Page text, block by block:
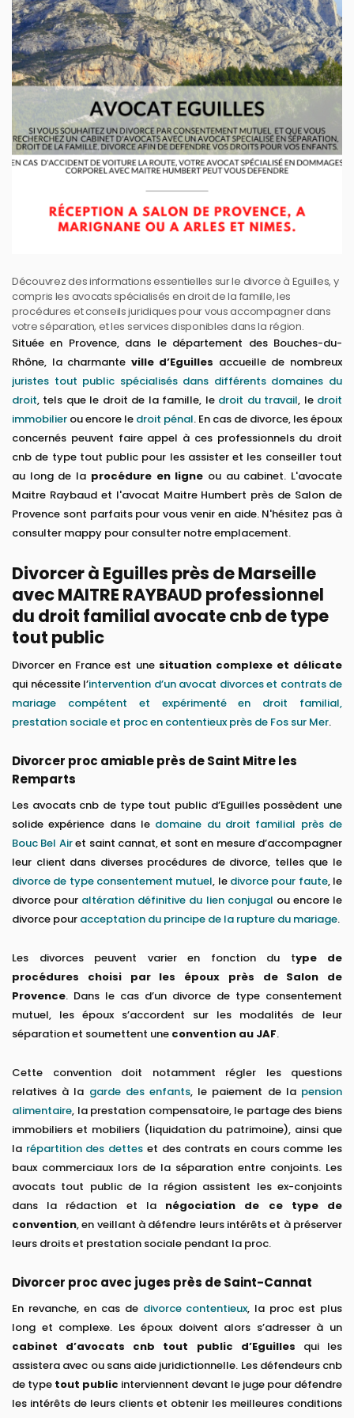
Découvrez des informations essentielles sur le divorce à Eguilles, y
compris les avocats spécialisés en droit de la famille, les
procédures et conseils juridiques pour vous accompagner dans
votre séparation, et les services disponibles dans la région.
Située en Provence, dans le département des Bouches-du-
Rhône, la charmante ville d’Eguilles accueille de nombreux
juristes tout public spécialisés dans différents domaines du
droit, tels que le droit de la famille, le droit du travail, le droit
immobilier ou encore le droit pénal. En cas de divorce, les époux
concernés peuvent faire appel à ces professionnels du droit
cnb de type tout public pour les assister et les conseiller tout
au long de la procédure en ligne ou au cabinet. L'avocate
Maitre Raybaud et l'avocat Maitre Humbert près de Salon de
Provence sont parfaits pour vous venir en aide. N'hésitez pas à
consulter mappy pour consulter notre emplacement.
Divorcer à Eguilles près de Marseille
avec MAITRE RAYBAUD professionnel
du droit familial avocate cnb de type
tout public
Divorcer en France est une situation complexe et délicate
qui nécessite l’intervention d’un avocat divorces et contrats de
mariage compétent et expérimenté en droit familial,
prestation sociale et proc en contentieux près de Fos sur Mer.
Divorcer proc amiable près de Saint Mitre les
Remparts
Les avocats cnb de type tout public d’Eguilles possèdent une
solide expérience dans le domaine du droit familial près de
Bouc Bel Airet saint cannat, et sont en mesure d’accompagner
leur client dans diverses procédures de divorce, telles que le
divorce de type consentement mutuel, le divorce pour faute, le
divorce pour altération définitive du lien conjugal ou encore le
divorce pour acceptation du principe de la rupture du mariage.
Les divorces peuvent varier en fonction du type de
procédures choisi par les époux près de Salon de
Provence. Dans le cas d’un divorce de type consentement
mutuel, les époux s’accordent sur les modalités de leur
séparation et soumettent une convention au JAF.
Cette convention doit notamment régler les questions
relatives à la garde des enfants, le paiement de la pension
alimentaire, la prestation compensatoire, le partage des biens
immobiliers et mobiliers (liquidation du patrimoine), ainsi que
la répartition des dettes et des contrats en cours comme les
baux commerciaux lors de la séparation entre conjoints. Les
avocats tout public de la région assistent les ex-conjoints
dans la rédaction et la négociation de ce type de
convention, en veillant à défendre leurs intérêts et à préserver
leurs droits et prestation sociale pendant la proc.
Divorcer proc avec juges près de Saint-Cannat
En revanche, en cas de divorce contentieux, la proc est plus
long et complexe. Les époux doivent alors s’adresser à un
cabinet d’avocats cnb tout public d’Eguilles qui les
assistera avec ou sans aide juridictionnelle. Les défendeurs cnb
de type tout public interviennent devant le juge pour défendre
les intérêts de leurs clients et obtenir les meilleures conditions